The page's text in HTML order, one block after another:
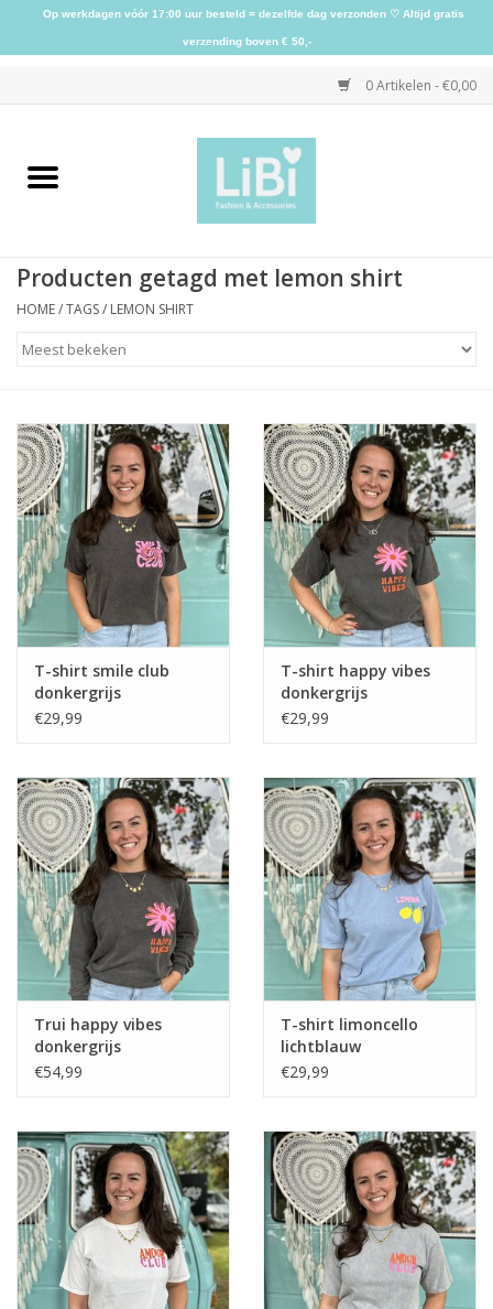
0 Artikelen - €0,00
Home
Schoenen
Sieraden
Accessoires
Home deco
SALE
Herensokken
Producten getagd met lemon shirt
HOME/TAGS/ LEMON SHIRT
T-shirt smile club
donkergrijs
€29,99
T-shirt happy vibes
donkergrijs
€29,99
Trui happy vibes
donkergrijs
€54,99
T-shirt limoncello
lichtblauw
€29,99
Op werkdagen vóór 17:00 uur besteld = dezelfde dag verzonden ♡ Altijd gratis
verzending boven € 50,-